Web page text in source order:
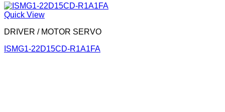
Quick View
DRIVER / MOTOR SERVO
ISMG1-22D15CD-R1A1FA